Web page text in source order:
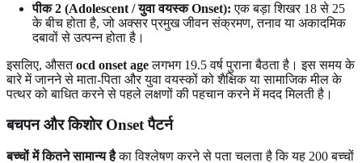
पीक 2 (Adolescent / युवा वयस्क Onset): एक बड़ा शिखर 18 से 25
के बीच होता है, जो अक्सर प्रमुख जीवन संक्रमण, तनाव या अकादमिक
दबावों से उत्पन्न होता है।
इसलिए, औसतocd onset ageलगभग 19.5 वर्ष पुराना बैठता है। इस समय के
बारे में जानने से माता-पिता और युवा वयस्कों को शैक्षिक या सामाजिक मील के
पत्थर को बाधित करने से पहले लक्षणों की पहचान करने में मदद मिलती है।
बचपन और किशोर Onset पैटर्न
बच्चों में कितने सामान्य हैका विश्लेषण करने से पता चलता है कि यह 200 बच्चों